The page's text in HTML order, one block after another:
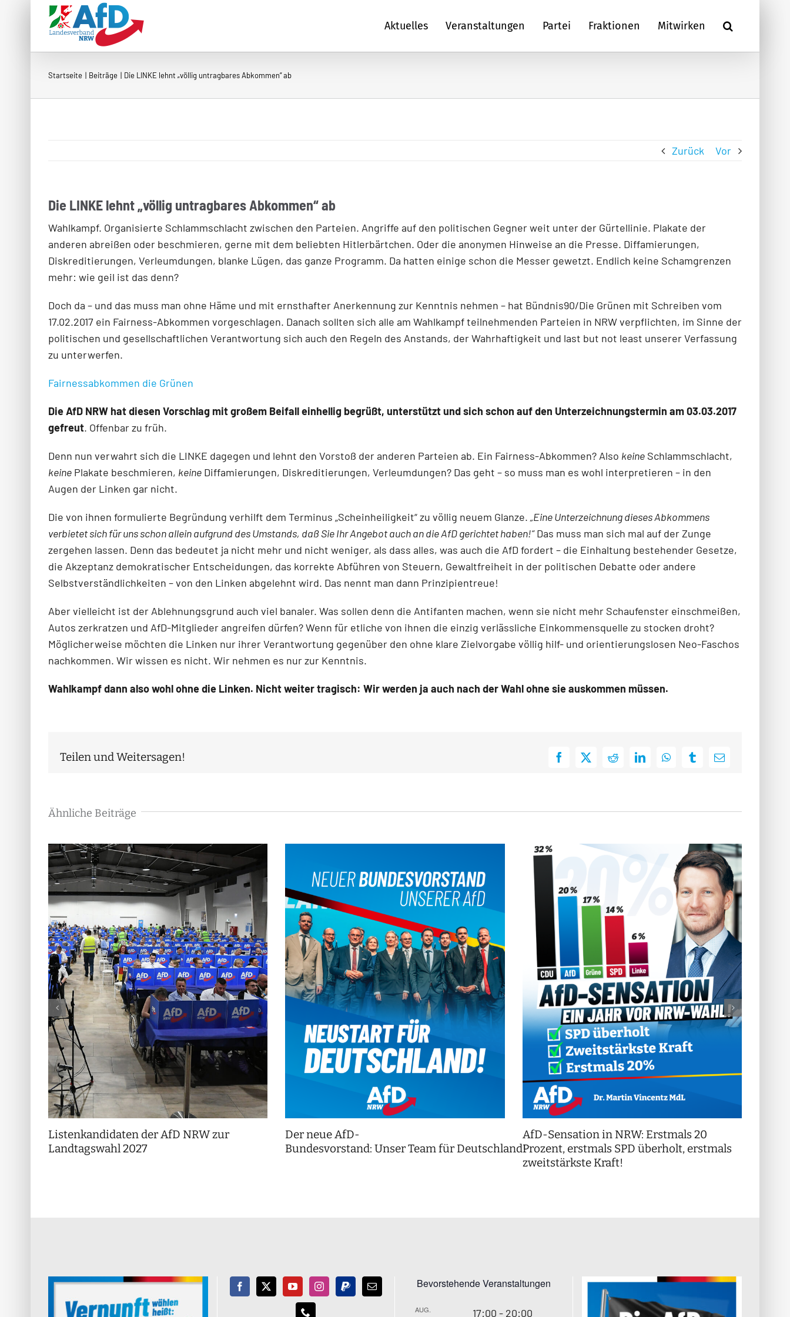
Aktuelles Veranstaltungen Partei Fraktionen Mitwirken
Startseite Beiträge Die LINKE lehnt „völlig untragbares Abkommen“ ab
Zurück Vor
Die LINKE lehnt „völlig untragbares Abkommen“ ab
Wahlkampf. Organisierte Schlammschlacht zwischen den Parteien. Angriffe auf den politischen Gegner weit unter der Gürtellinie. Plakate der
anderen abreißen oder beschmieren, gerne mit dem beliebten Hitlerbärtchen. Oder die anonymen Hinweise an die Presse. Diffamierungen,
Diskreditierungen, Verleumdungen, blanke Lügen, das ganze Programm. Da hatten einige schon die Messer gewetzt. Endlich keine Schamgrenzen
mehr: wie geil ist das denn?
Doch da – und das muss man ohne Häme und mit ernsthafter Anerkennung zur Kenntnis nehmen – hat Bündnis90/Die Grünen mit Schreiben vom
17.02.2017 ein Fairness-Abkommen vorgeschlagen. Danach sollten sich alle am Wahlkampf teilnehmenden Parteien in NRW verpflichten, im Sinne der
politischen und gesellschaftlichen Verantwortung sich auch den Regeln des Anstands, der Wahrhaftigkeit und last but not least unserer Verfassung
zu unterwerfen.
Fairnessabkommen die Grünen
Die AfD NRW hat diesen Vorschlag mit großem Beifall einhellig begrüßt, unterstützt und sich schon auf den Unterzeichnungstermin am 03.03.2017
gefreut. Offenbar zu früh.
Denn nun verwahrt sich die LINKE dagegen und lehnt den Vorstoß der anderen Parteien ab. Ein Fairness-Abkommen? Also keine Schlammschlacht,
keine Plakate beschmieren, keine Diffamierungen, Diskreditierungen, Verleumdungen? Das geht – so muss man es wohl interpretieren – in den
Augen der Linken gar nicht.
Die von ihnen formulierte Begründung verhilft dem Terminus „Scheinheiligkeit“ zu völlig neuem Glanze. „Eine Unterzeichnung dieses Abkommens
verbietet sich für uns schon allein aufgrund des Umstands, daß Sie Ihr Angebot auch an die AfD gerichtet haben!“Das muss man sich mal auf der Zunge
zergehen lassen. Denn das bedeutet ja nicht mehr und nicht weniger, als dass alles, was auch die AfD fordert – die Einhaltung bestehender Gesetze,
die Akzeptanz demokratischer Entscheidungen, das korrekte Abführen von Steuern, Gewaltfreiheit in der politischen Debatte oder andere
Selbstverständlichkeiten – von den Linken abgelehnt wird. Das nennt man dann Prinzipientreue!
Aber vielleicht ist der Ablehnungsgrund auch viel banaler. Was sollen denn die Antifanten machen, wenn sie nicht mehr Schaufenster einschmeißen,
Autos zerkratzen und AfD-Mitglieder angreifen dürfen? Wenn für etliche von ihnen die einzig verlässliche Einkommensquelle zu stocken droht?
Möglicherweise möchten die Linken nur ihrer Verantwortung gegenüber den ohne klare Zielvorgabe völlig hilf- und orientierungslosen Neo-Faschos
nachkommen. Wir wissen es nicht. Wir nehmen es nur zur Kenntnis.
Wahlkampf dann also wohl ohne die Linken. Nicht weiter tragisch: Wir werden ja auch nach der Wahl ohne sie auskommen müssen.
Teilen und Weitersagen! Facebook
X RedditLinkedInWhatsAppTumblrE-
Ähnliche Beiträge
Listenkandidaten der AfD NRW zur
Landtagswahl 2027
Der neue AfD-
Bundesvorstand: Unser Team für Deutschland!
AfD-Sensation in NRW: Erstmals 20
Prozent, erstmals SPD überholt, erstmals
zweitstärkste Kraft!
Bevorstehende Veranstaltungen
AUG. 17:00 - 20:00